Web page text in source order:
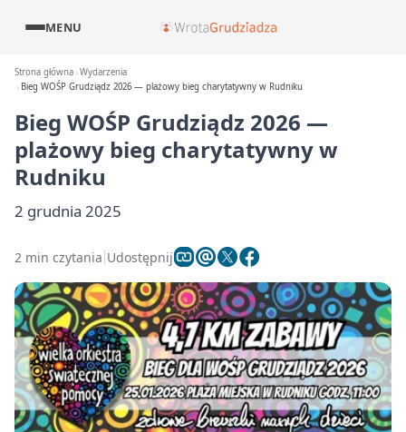
MENU
Strona główna Wydarzenia
Bieg WOŚP Grudziądz 2026 — plażowy bieg charytatywny w Rudniku
Bieg WOŚP Grudziądz 2026 —
plażowy bieg charytatywny w
Rudniku
2 grudnia 2025
2 min czytania Udostępnij